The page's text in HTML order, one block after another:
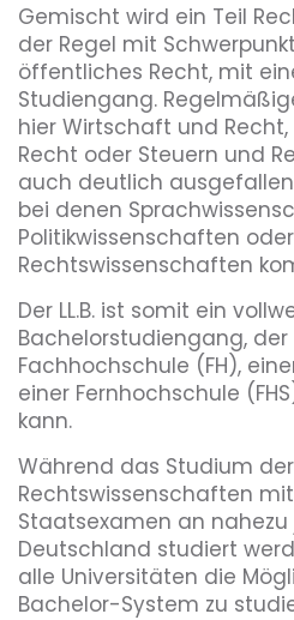
Gemischt wird ein Teil
der Regel mit
öffentliches Recht, mit
Studiengang.
hier Wirtschaft und
Recht oder Steuern und
auch deutlich
bei denen
Politikwissenschaften
Rechtswissenschaften
Der LL.B. ist somit ein
Bachelorstudiengang,
Fachhochschule (FH),
einer Fernhochschule
kann.
Während das Studium der
Rechtswissenschaften
Staatsexamen an
Deutschland studiert
alle Universitäten die
Bachelor-System zu